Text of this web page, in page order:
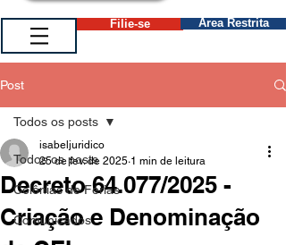
Filie-se Área Restrita
Post
Todos os posts
Colônias de Férias
Comunicados
Todos os posts
Decreto 64.077/2025 -
Criação e Denominação
isabeljuridico
25 de fev. de 2025 1 min de leitura